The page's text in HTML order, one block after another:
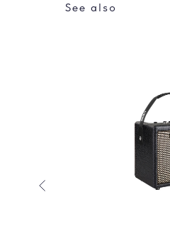
See also